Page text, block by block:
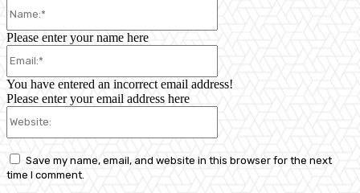
Please enter your name here
You have entered an incorrect email address!
Please enter your email address here
Save my name, email, and website in this browser for the next
time I comment.